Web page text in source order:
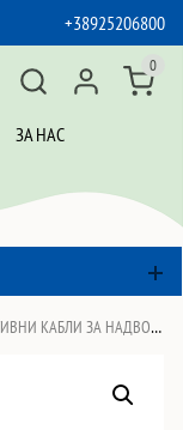
+38925206800
ЗА НАС
0
КАБЛИ ЗА НАДВОРЕШНА МОНТАЖА